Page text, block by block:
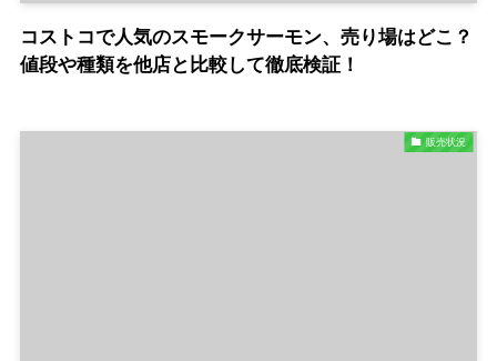
コストコで人気のスモークサーモン、売り場はどこ？
値段や種類を他店と比較して徹底検証！
販売状況